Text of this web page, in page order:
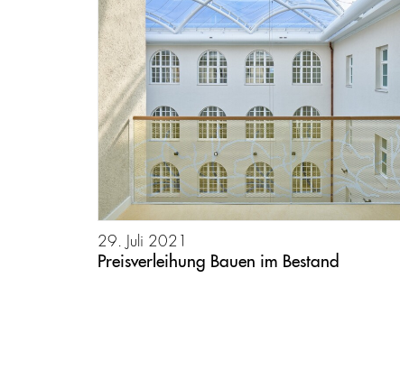
29. Juli 2021
Preisverleihung Bauen im Bestand